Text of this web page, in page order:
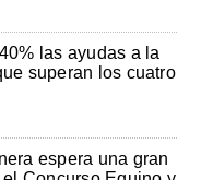
las ayudas a la
superan los cuatro
espera una gran